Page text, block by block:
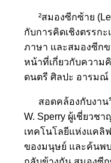
²สมองซีกซ้าย
กับการคิดเชิงตรรก
ภาษา และสมองซีกข
หน้าที่เกี่ยวกับความ
ดนตรี ศิลปะ อารมณ์
สอดคล้องกับงาน
W. Sperry ผู้เชี่ยวช
เทคโนโลยีแห่งแคลิ
ของมนุษย์ และค้นพ